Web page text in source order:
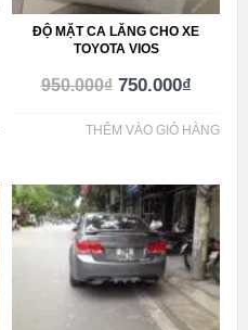
ĐỘ MẶT CA LĂNG CHO XE
TOYOTA VIOS
950.000₫ 750.000₫
THÊM VÀO GIỎ HÀNG